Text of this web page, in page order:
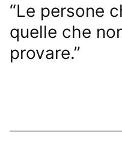
“Le persone
quelle che
provare.”